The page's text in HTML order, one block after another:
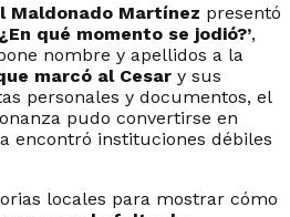
Maldonado Martínez presentó
qué momento se jodió?’,
nombre y apellidos a la
marcó al Cesar y sus
personales y documentos, el
pudo convertirse en
encontró instituciones débiles
locales para mostrar cómo